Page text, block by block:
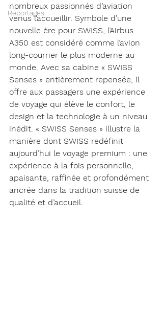
Reportages
nombreux passionnés d’aviation
venus l’accueillir. Symbole d’une
nouvelle ère pour SWISS, l’Airbus
A350 est considéré comme l’avion
long-courrier le plus moderne au
monde. Avec sa cabine « SWISS
Senses » entièrement repensée, il
offre aux passagers une expérience
de voyage qui élève le confort, le
design et la technologie à un niveau
inédit. « SWISS Senses » illustre la
manière dont SWISS redéfinit
aujourd’hui le voyage premium : une
expérience à la fois personnelle,
apaisante, raffinée et profondément
ancrée dans la tradition suisse de
qualité et d’accueil.